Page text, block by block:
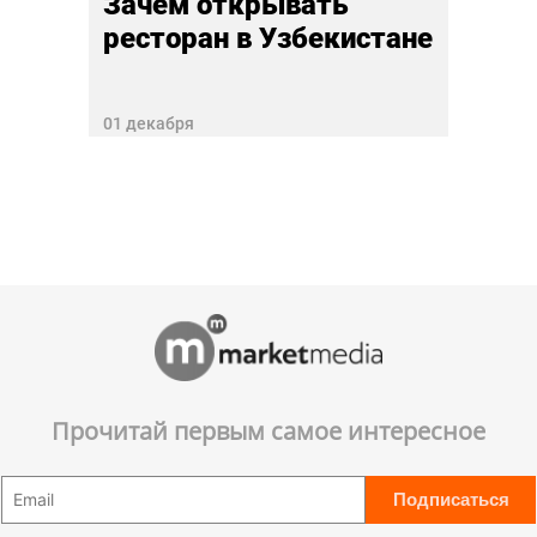
ресторан в Узбекистане
01 декабря
Прочитай первым самое интересное
Подписаться